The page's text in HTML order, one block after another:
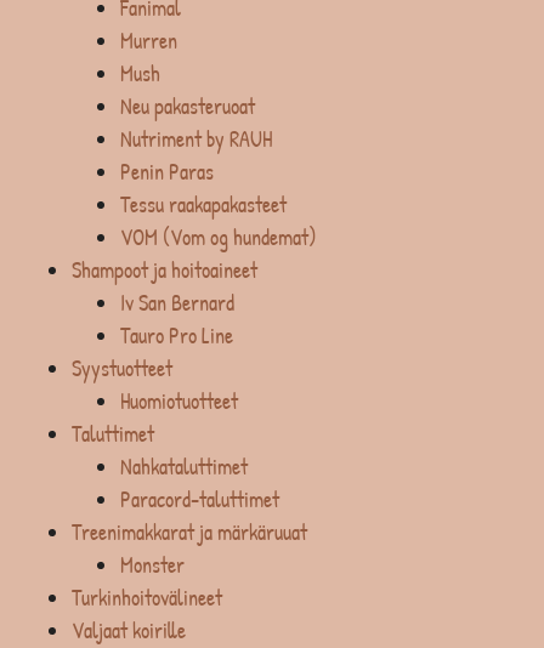
Fanimal
Murren
Mush
Neu pakasteruoat
Nutriment by RAUH
Penin Paras
Tessu raakapakasteet
VOM (Vom og hundemat)
Shampoot ja hoitoaineet
Iv San Bernard
Tauro Pro Line
Syystuotteet
Huomiotuotteet
Taluttimet
Nahkataluttimet
Paracord-taluttimet
Treenimakkarat ja märkäruuat
Monster
Turkinhoitovälineet
Valjaat koirille